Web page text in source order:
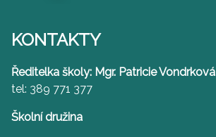
KONTAKTY
Ředitelka školy: Mgr. Patricie Vondrková
tel: 389 771 377
Školní družina